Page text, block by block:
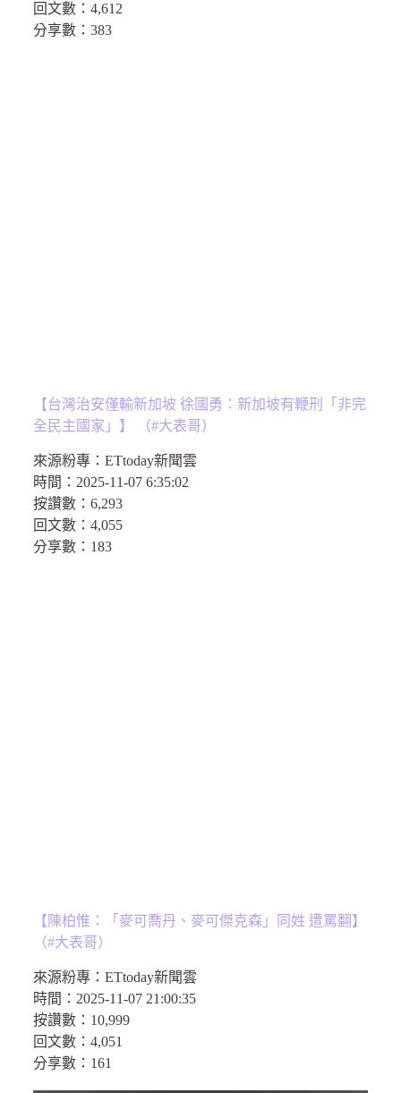
回文數： 4,612
分享數： 383
【台灣治安僅輸新加坡 徐國勇：新加坡有鞭刑「非完
全民主國家」】 （#大表哥）
來源粉專： ETtoday新聞雲
時間： 2025-11-07 6:35:02
按讚數： 6,293
回文數： 4,055
分享數： 183
【陳柏惟：「麥可喬丹、麥可傑克森」同姓 遭罵翻】
（#大表哥）
來源粉專： ETtoday新聞雲
時間： 2025-11-07 21:00:35
按讚數： 10,999
回文數： 4,051
分享數：161